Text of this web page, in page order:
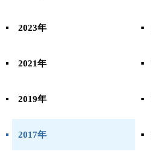
2023年
2021年
2019年
2017年